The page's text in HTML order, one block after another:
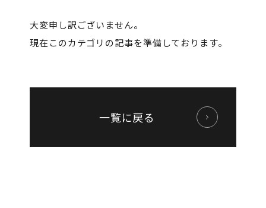
大変申し訳ございません。
現在このカテゴリの記事を準備しております。
一覧に戻る